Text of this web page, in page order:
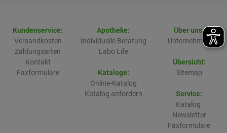
Kundenservice:
Versandkosten
Zahlungsarten
Kontakt
Faxformulare
Apotheke:
Individuelle Beratung
Labo Life
Kataloge:
Online-Katalog
Katalog anfordern
Über uns:
Unternehmen
Übersicht:
Sitemap
Service:
Katalog
Newsletter
Faxformulare